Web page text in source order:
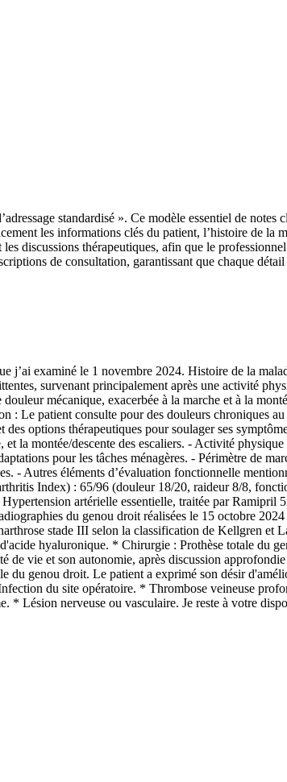
standardisé ». Ce modèle essentiel de
les informations clés du patient, l’histoire de la
discussions thérapeutiques, afin que le
de consultation, garantissant que chaque
j’ai examiné le 1 novembre 2024. Histoire de la
survenant principalement après une activité
mécanique, exacerbée à la marche et à la
Le patient consulte pour des douleurs chroniques
options thérapeutiques pour soulager ses
la montée/descente des escaliers. - Activité
pour les tâches ménagères. - Périmètre de
- Autres éléments d’évaluation fonctionnelle
Index) : 65/96 (douleur 18/20, raideur 8/8,
artérielle essentielle, traitée par
du genou droit réalisées le 15 octobre
stade III selon la classification de Kellgren et
hyaluronique. * Chirurgie : Prothèse totale du
vie et son autonomie, après discussion
du genou droit. Le patient a exprimé son désir
du site opératoire. * Thrombose veineuse
* Lésion nerveuse ou vasculaire. Je reste à votre